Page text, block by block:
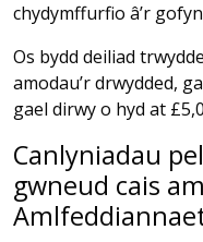
chydymffurfio â’r
Os bydd deiliad
amodau’r drwydded,
gael dirwy o hyd at
Canlyniadau
gwneud cais